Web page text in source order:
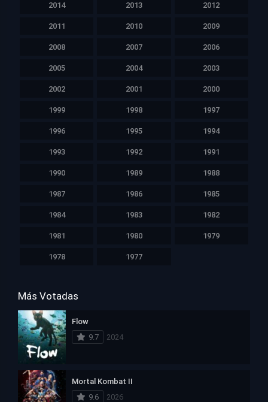
2014 2013 2012
2011 2010 2009
2008 2007 2006
2005 2004 2003
2002 2001 2000
1999 1998 1997
1996 1995 1994
1993 1992 1991
1990 1989 1988
1987 1986 1985
1984 1983 1982
1981 1980 1979
1978 1977
Más Votadas
Flow
9.7
2024
Mortal Kombat II
9.6
2026